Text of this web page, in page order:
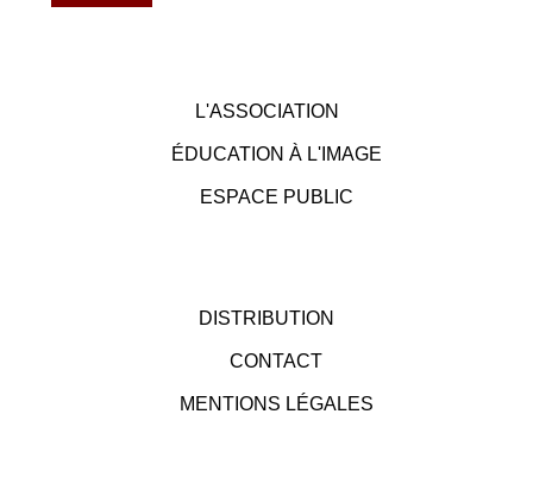
L'ASSOCIATION
ÉDUCATION À L'IMAGE
ESPACE PUBLIC
DISTRIBUTION
CONTACT
MENTIONS LÉGALES